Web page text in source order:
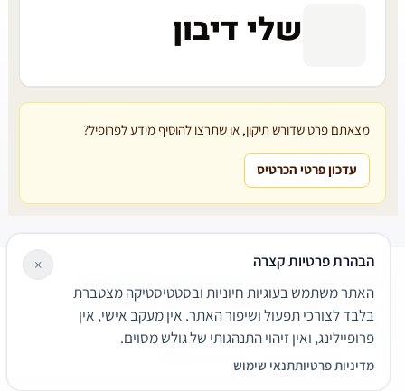
שלי דיבון
מצאתם פרט שדורש תיקון, או שתרצו להוסיף מידע לפרופיל?
עדכון פרטי הכרטיס
שירותים משפטיים
דרושים צור קשר נגישותפרטיות
תנאי שימוש
© 2026 הפירמה. כל הזכויות שמורות.
הבהרת פרטיות קצרה
האתר משתמש בעוגיות חיוניות ובסטטיסטיקה מצטברת
בלבד לצורכי תפעול ושיפור האתר. אין מעקב אישי, אין
פרופיילינג, ואין זיהוי התנהגותי של גולש מסוים.
מדיניות פרטיותתנאי שימוש
×